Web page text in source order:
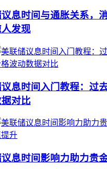
息时间与通胀关系，
发现
息时间入门教程：过
对比
息时间影响力助力贵